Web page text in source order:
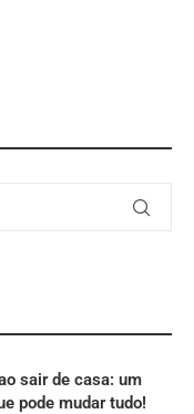
sair de casa: um
pode mudar tudo!